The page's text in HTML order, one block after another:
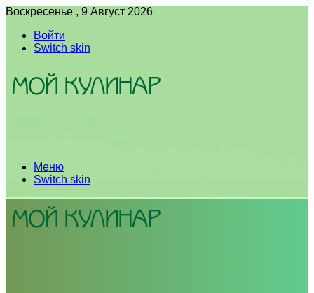
Воскресенье , 9 Август 2026
Войти
Switch skin
Меню
Switch skin